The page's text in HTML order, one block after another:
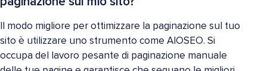
Il modo migliore per ottimizzare la paginazione sul tuo
sito è utilizzare uno strumento come AIOSEO. Si
occupa del lavoro pesante di paginazione manuale